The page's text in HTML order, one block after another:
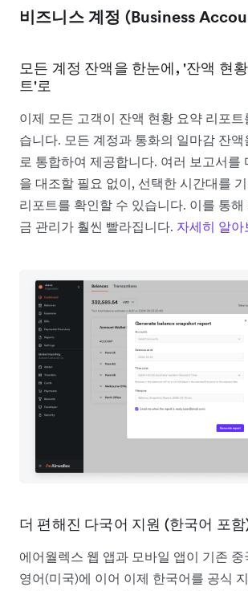
비즈니스 계정 (Business
모든 계정 잔액을 한눈에, '잔액 현
트'로
이제 모든 고객이 잔액 현황 요약 리포트
습니다. 모든 계정과 통화의 일마감 잔
로 통합하여 제공합니다. 여러 보고서를
을 대조할 필요 없이, 선택한 시간대를
리포트를 확인할 수 있습니다. 이를 통
금 관리가 훨씬 빨라집니다. 자세히 알아
더 편해진 다국어 지원 (한국어 포함
에어월렉스 웹 앱과 모바일 앱이 기존
영어(미국)에 이어 이제 한국어를 공식